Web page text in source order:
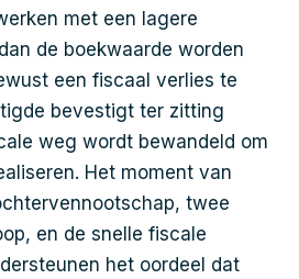
met een lagere
de boekwaarde worden
een fiscaal verlies te
bevestigt ter zitting
weg wordt bewandeld om
Het moment van
twee
en de snelle fiscale
het oordeel dat